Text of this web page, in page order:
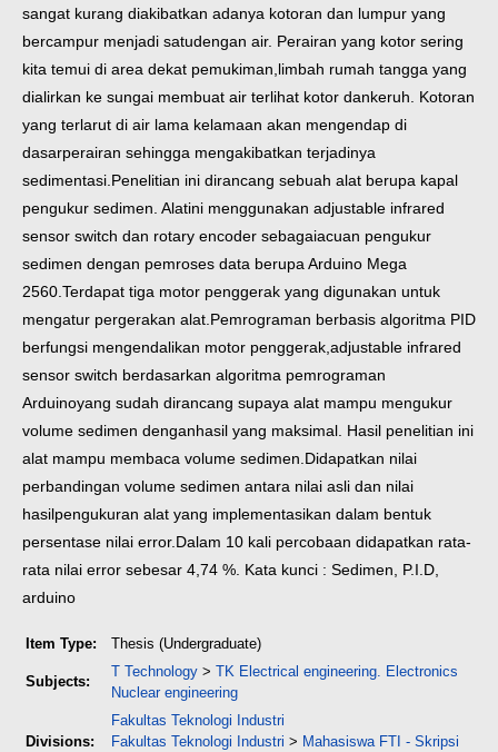
sangat kurang diakibatkan adanya kotoran dan lumpur yang
bercampur menjadi satudengan air. Perairan yang kotor sering
kita temui di area dekat pemukiman,limbah rumah tangga yang
dialirkan ke sungai membuat air terlihat kotor dankeruh. Kotoran
yang terlarut di air lama kelamaan akan mengendap di
dasarperairan sehingga mengakibatkan terjadinya
sedimentasi.Penelitian ini dirancang sebuah alat berupa kapal
pengukur sedimen. Alatini menggunakan adjustable infrared
sensor switch dan rotary encoder sebagaiacuan pengukur
sedimen dengan pemroses data berupa Arduino Mega
2560.Terdapat tiga motor penggerak yang digunakan untuk
mengatur pergerakan alat.Pemrograman berbasis algoritma PID
berfungsi mengendalikan motor penggerak,adjustable infrared
sensor switch berdasarkan algoritma pemrograman
Arduinoyang sudah dirancang supaya alat mampu mengukur
volume sedimen denganhasil yang maksimal. Hasil penelitian ini
alat mampu membaca volume sedimen.Didapatkan nilai
perbandingan volume sedimen antara nilai asli dan nilai
hasilpengukuran alat yang implementasikan dalam bentuk
persentase nilai error.Dalam 10 kali percobaan didapatkan rata-
rata nilai error sebesar 4,74 %. Kata kunci : Sedimen, P.I.D,
arduino
Item Type: Thesis (Undergraduate)
Subjects:
T Technology > TK Electrical engineering. Electronics
Nuclear engineering
Divisions:
Fakultas Teknologi Industri
Fakultas Teknologi Industri > Mahasiswa FTI - Skripsi